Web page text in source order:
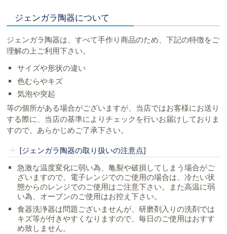
ジェンガラ陶器について
ジェンガラ陶器は、すべて手作り商品のため、下記の特徴をご
理解の上ご利用下さい。
サイズや形状の違い
色むらやキズ
気泡や突起
等の個所がある場合がございますが、当店ではお客様にお送り
する際に、当店の基準によりチェックを行いお届けしておりま
すので、あらかじめご了承下さい。
[ジェンガラ陶器の取り扱いの注意点]
急激な温度変化に弱い為、亀裂や破損してしまう場合がご
ざいますので、電子レンジでのご使用の場合は、冷たい状
態からのレンジでのご使用はご注意下さい。また高温に弱
い為、オーブンのご使用はお控え下さい。
食器洗浄器は問題ございませんが、研磨剤入りの洗剤では
キズ等が付きやすくなりますので、毎日のご使用はおすす
め致しません。